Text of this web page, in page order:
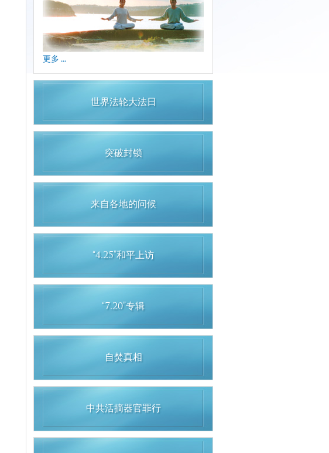
更多 ...
世界法轮大法日
突破封锁
来自各地的问候
“4.25”和平上访
“7.20”专辑
自焚真相
中共活摘器官罪行